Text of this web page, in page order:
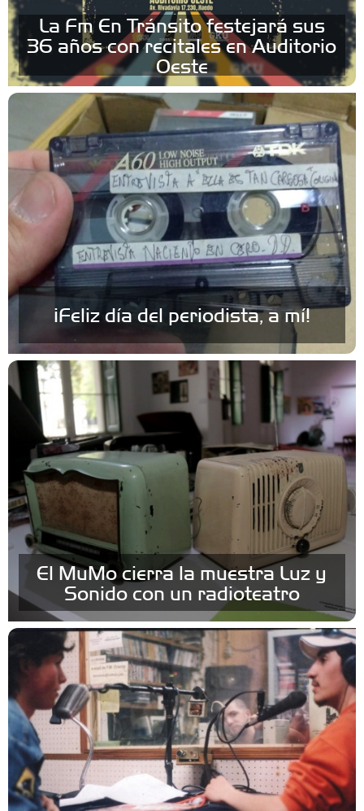
La Fm En Tránsito festejará sus
36 años con recitales en Auditorio
Oeste
¡Feliz día del periodista, a mí!
El MuMo cierra la muestra Luz y
Sonido con un radioteatro